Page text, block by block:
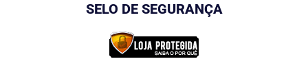
SELO DE SEGURANÇA